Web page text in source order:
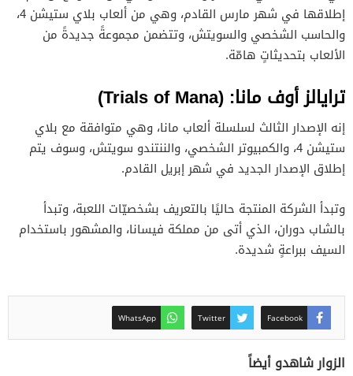
إطلاقها في شهر مارس القادم، وهي من ألعاب بلاي ستيشن 4،
والحاسب الشخصي والسويتش، وتتضمن مجموعةً جديدةً من
الألعاب بتحديثاتٍ هامّة.
ترايالز أوف مانا: (Trials of Mana)
إنه الإصدار الثالث لسلسلة ألعاب مانا، وهي متوافقة مع بلاي
ستيشن 4، والكمبيوتر الشخصي، والننتندو سويتش، وسوف يتم
إطلاق الإصدار الجديد في شهر إبريل القادم.
وتبدأ الشركة المنتجة حاليًا بالتعريف بشخصيّات اللعبة، وتبدأ
بالشاب دوران، الذي أتى من مملكة فيسانا، والمشهور باستخدام
السيف ببراعةٍ شديدة.
Facebook
Twitter
WhatsApp
الزوار شاهدو أيضاً